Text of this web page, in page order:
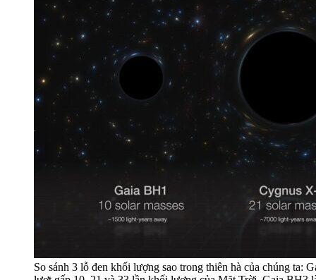
So sánh 3 lỗ đen khối lượng sao trong thiên hà của chúng